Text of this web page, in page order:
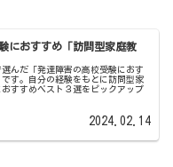
におすすめ「訪問型家庭教
んだ「発達障害の高校受験におす
す。自分の経験をもとに訪問型家
すすめベスト３選をピックアップ
2024.02.14